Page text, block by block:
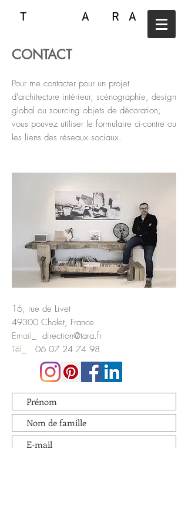
T A R A
CONTACT
Pour me contacter pour un projet
d'architecture intérieur, scénographie, design
global ou sourcing objets de décoration,
vous pouvez utiliser le formulaire ci-contre ou
les liens des réseaux sociaux.
16, rue de Livet
49300 Cholet, France
Email
direction@tara.fr
Tél
06 07 24 74 98